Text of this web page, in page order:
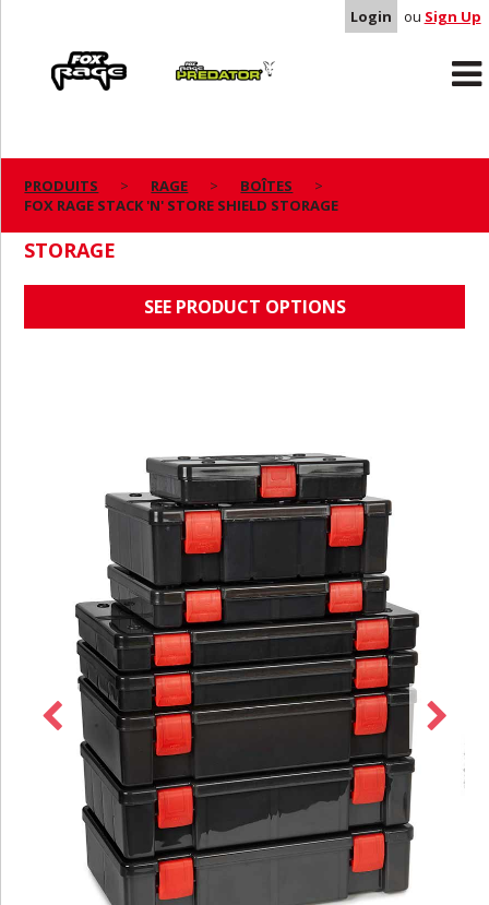
Login ou Sign Up
Predator
PRODUITS RAGE
BOÎTES
FOX RAGE STACK 'N' STORE SHIELD STORAGE
STORAGE
SEE PRODUCT OPTIONS